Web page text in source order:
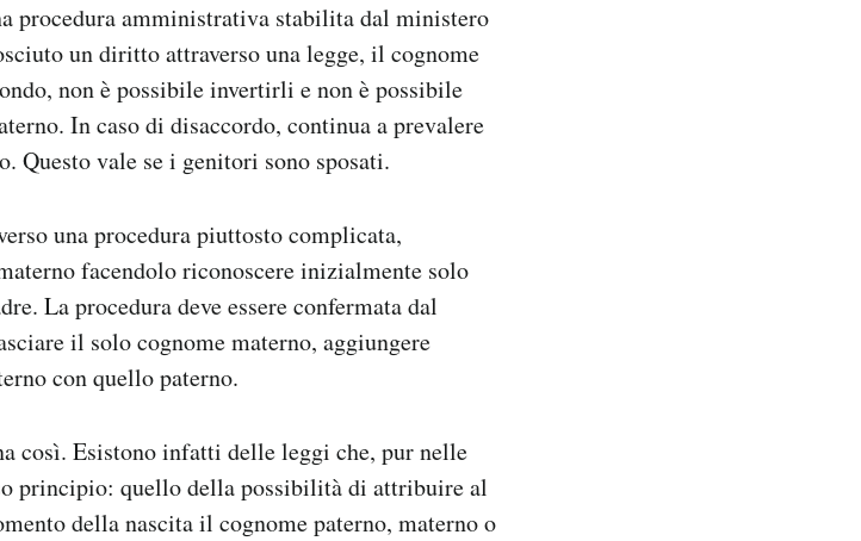
procedura amministrativa stabilita dal ministero
un diritto attraverso una legge, il cognome
non è possibile invertirli e non è possibile
In caso di disaccordo, continua a prevalere
Questo vale se i genitori sono sposati.
una procedura piuttosto complicata,
facendolo riconoscere inizialmente solo
La procedura deve essere confermata dal
il solo cognome materno, aggiungere
con quello paterno.
così. Esistono infatti delle leggi che, pur nelle
principio: quello della possibilità di attribuire al
della nascita il cognome paterno, materno o